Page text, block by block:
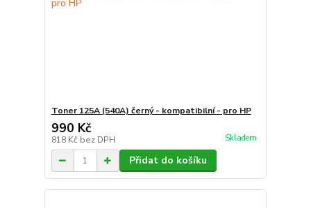
Toner 125A (540A) černý - kompatibilní - pro HP
990 Kč
818 Kč bez DPH Skladem
Přidat do košíku